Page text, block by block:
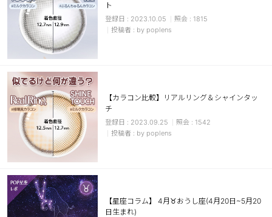
ト
2023.10.05
1815
by poplens
【カラコン比較】リアルリング＆シャインタッ
チ
2023.09.25
1542
by poplens
【星座コラム】 4月♉おうし座(4月20日~5月20
日生まれ)